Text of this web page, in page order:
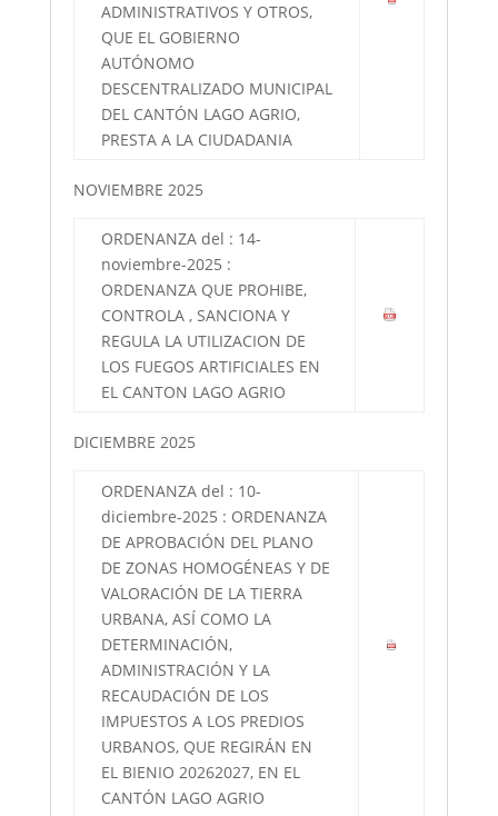
ADMINISTRATIVOS Y OTROS,
QUE EL GOBIERNO
AUTÓNOMO
DESCENTRALIZADO MUNICIPAL
DEL CANTÓN LAGO AGRIO,
PRESTA A LA CIUDADANIA
NOVIEMBRE 2025
ORDENANZA del : 14-
noviembre-2025 :
ORDENANZA QUE PROHIBE,
CONTROLA , SANCIONA Y
REGULA LA UTILIZACION DE
LOS FUEGOS ARTIFICIALES EN
EL CANTON LAGO AGRIO
DICIEMBRE 2025
ORDENANZA del : 10-
diciembre-2025 : ORDENANZA
DE APROBACIÓN DEL PLANO
DE ZONAS HOMOGÉNEAS Y DE
VALORACIÓN DE LA TIERRA
URBANA, ASÍ COMO LA
DETERMINACIÓN,
ADMINISTRACIÓN Y LA
RECAUDACIÓN DE LOS
IMPUESTOS A LOS PREDIOS
URBANOS, QUE REGIRÁN EN
EL BIENIO 20262027, EN EL
CANTÓN LAGO AGRIO